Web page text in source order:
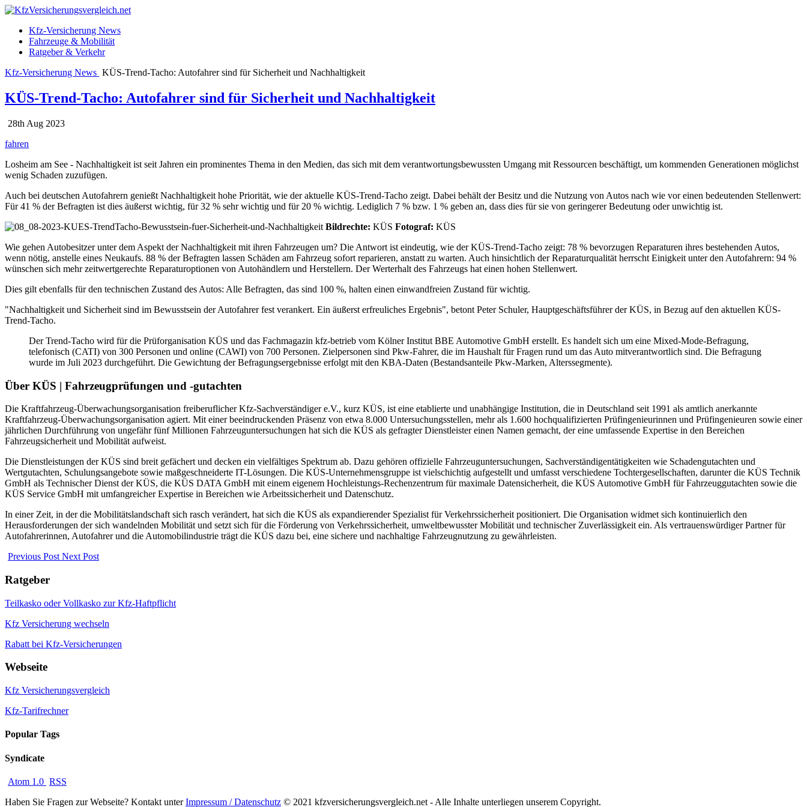
Kfz-Versicherung News
Fahrzeuge & Mobilität
Ratgeber & Verkehr
Kfz-Versicherung News KÜS-Trend-Tacho: Autofahrer sind für Sicherheit und Nachhaltigkeit
KÜS-Trend-Tacho: Autofahrer sind für Sicherheit und Nachhaltigkeit
28th Aug 2023
fahren
Losheim am See - Nachhaltigkeit ist seit Jahren ein prominentes Thema in den Medien, das sich mit dem verantwortungsbewussten Umgang mit Ressourcen beschäftigt, um kommenden Generationen möglichst
wenig Schaden zuzufügen.
Auch bei deutschen Autofahrern genießt Nachhaltigkeit hohe Priorität, wie der aktuelle KÜS-Trend-Tacho zeigt. Dabei behält der Besitz und die Nutzung von Autos nach wie vor einen bedeutenden Stellenwert:
Für 41 % der Befragten ist dies äußerst wichtig, für 32 % sehr wichtig und für 20 % wichtig. Lediglich 7 % bzw. 1 % geben an, dass dies für sie von geringerer Bedeutung oder unwichtig ist.
Bildrechte: KÜS Fotograf: KÜS
Wie gehen Autobesitzer unter dem Aspekt der Nachhaltigkeit mit ihren Fahrzeugen um? Die Antwort ist eindeutig, wie der KÜS-Trend-Tacho zeigt: 78 % bevorzugen Reparaturen ihres bestehenden Autos,
wenn nötig, anstelle eines Neukaufs. 88 % der Befragten lassen Schäden am Fahrzeug sofort reparieren, anstatt zu warten. Auch hinsichtlich der Reparaturqualität herrscht Einigkeit unter den Autofahrern: 94 %
wünschen sich mehr zeitwertgerechte Reparaturoptionen von Autohändlern und Herstellern. Der Werterhalt des Fahrzeugs hat einen hohen Stellenwert.
Dies gilt ebenfalls für den technischen Zustand des Autos: Alle Befragten, das sind 100 %, halten einen einwandfreien Zustand für wichtig.
"Nachhaltigkeit und Sicherheit sind im Bewusstsein der Autofahrer fest verankert. Ein äußerst erfreuliches Ergebnis", betont Peter Schuler, Hauptgeschäftsführer der KÜS, in Bezug auf den aktuellen KÜS-
Trend-Tacho.
Der Trend-Tacho wird für die Prüforganisation KÜS und das Fachmagazin kfz-betrieb vom Kölner Institut BBE Automotive GmbH erstellt. Es handelt sich um eine Mixed-Mode-Befragung,
telefonisch (CATI) von 300 Personen und online (CAWI) von 700 Personen. Zielpersonen sind Pkw-Fahrer, die im Haushalt für Fragen rund um das Auto mitverantwortlich sind. Die Befragung
wurde im Juli 2023 durchgeführt. Die Gewichtung der Befragungsergebnisse erfolgt mit den KBA-Daten (Bestandsanteile Pkw-Marken, Alterssegmente).
Über KÜS | Fahrzeugprüfungen und -gutachten
Die Kraftfahrzeug-Überwachungsorganisation freiberuflicher Kfz-Sachverständiger e.V., kurz KÜS, ist eine etablierte und unabhängige Institution, die in Deutschland seit 1991 als amtlich anerkannte
Kraftfahrzeug-Überwachungsorganisation agiert. Mit einer beeindruckenden Präsenz von etwa 8.000 Untersuchungsstellen, mehr als 1.600 hochqualifizierten Prüfingenieurinnen und Prüfingenieuren sowie einer
jährlichen Durchführung von ungefähr fünf Millionen Fahrzeuguntersuchungen hat sich die KÜS als gefragter Dienstleister einen Namen gemacht, der eine umfassende Expertise in den Bereichen
Fahrzeugsicherheit und Mobilität aufweist.
Die Dienstleistungen der KÜS sind breit gefächert und decken ein vielfältiges Spektrum ab. Dazu gehören offizielle Fahrzeuguntersuchungen, Sachverständigentätigkeiten wie Schadengutachten und
Wertgutachten, Schulungsangebote sowie maßgeschneiderte IT-Lösungen. Die KÜS-Unternehmensgruppe ist vielschichtig aufgestellt und umfasst verschiedene Tochtergesellschaften, darunter die KÜS Technik
GmbH als Technischer Dienst der KÜS, die KÜS DATA GmbH mit einem eigenem Hochleistungs-Rechenzentrum für maximale Datensicherheit, die KÜS Automotive GmbH für Fahrzeuggutachten sowie die
KÜS Service GmbH mit umfangreicher Expertise in Bereichen wie Arbeitssicherheit und Datenschutz.
In einer Zeit, in der die Mobilitätslandschaft sich rasch verändert, hat sich die KÜS als expandierender Spezialist für Verkehrssicherheit positioniert. Die Organisation widmet sich kontinuierlich den
Herausforderungen der sich wandelnden Mobilität und setzt sich für die Förderung von Verkehrssicherheit, umweltbewusster Mobilität und technischer Zuverlässigkeit ein. Als vertrauenswürdiger Partner für
Autofahrerinnen, Autofahrer und die Automobilindustrie trägt die KÜS dazu bei, eine sichere und nachhaltige Fahrzeugnutzung zu gewährleisten.
Previous Post Next Post
Ratgeber
Teilkasko oder Vollkasko zur Kfz-Haftpflicht
Kfz Versicherung wechseln
Rabatt bei Kfz-Versicherungen
Webseite
Kfz Versicherungsvergleich
Kfz-Tarifrechner
Popular Tags
Syndicate
Atom 1.0 RSS
Haben Sie Fragen zur Webseite? Kontakt unterImpressum / Datenschutz © 2021 kfzversicherungsvergleich.net - Alle Inhalte unterliegen unserem Copyright.